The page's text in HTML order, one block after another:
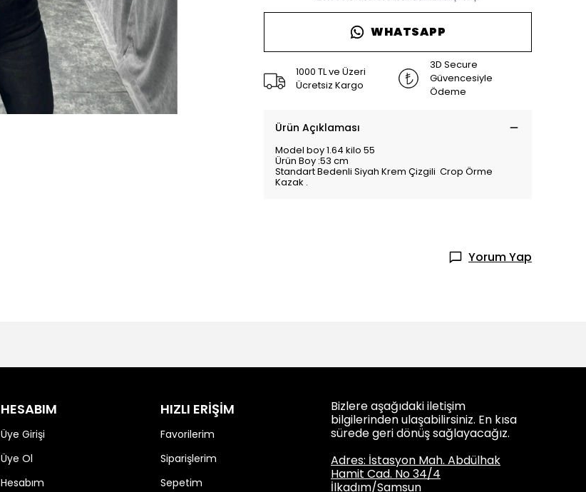
WHATSAPP
1000 TL ve Üzeri
Ücretsiz Kargo
3D Secure
Güvencesiyle
Ödeme
Ürün Açıklaması
Model boy 1.64 kilo 55
Ürün Boy :53 cm
Standart Bedenli Siyah Krem Çizgili Crop Örme
Kazak .
Yorum Yap
HESABIM
Üye Girişi
Üye Ol
Hesabım
HIZLI ERİŞİM
Favorilerim
Siparişlerim
Sepetim
Bizlere aşağıdaki iletişim
bilgilerinden ulaşabilirsiniz. En kısa
sürede geri dönüş sağlayacağız.
Adres: İstasyon Mah. Abdülhak
Hamit Cad. No 34/4
İlkadım/Samsun